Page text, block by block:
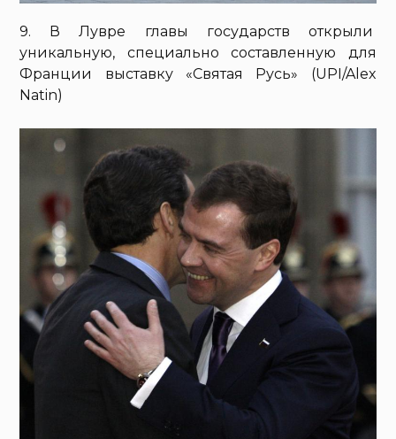
9. В Лувре главы государств открыли
уникальную, специально составленную для
Франции выставку «Святая Русь» (UPI/Alex
Natin)